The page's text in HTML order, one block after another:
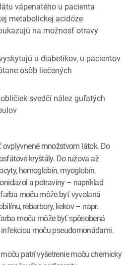
vápenatého u pacienta
metabolickej acidóze
na možnosť otravy
u diabetikov, u pacientov
osôb liečených
svedčí nález guľatých
množstvom látok. Do
kryštály. Do ružova až
hemoglobín, myoglobín,
a potraviny – napríklad
moču môže byť vyvolaná
rebarbory, liekov – napr.
moču môže byť spôsobená
moču pseudomonádami.
patrí vyšetrenie moču chemicky